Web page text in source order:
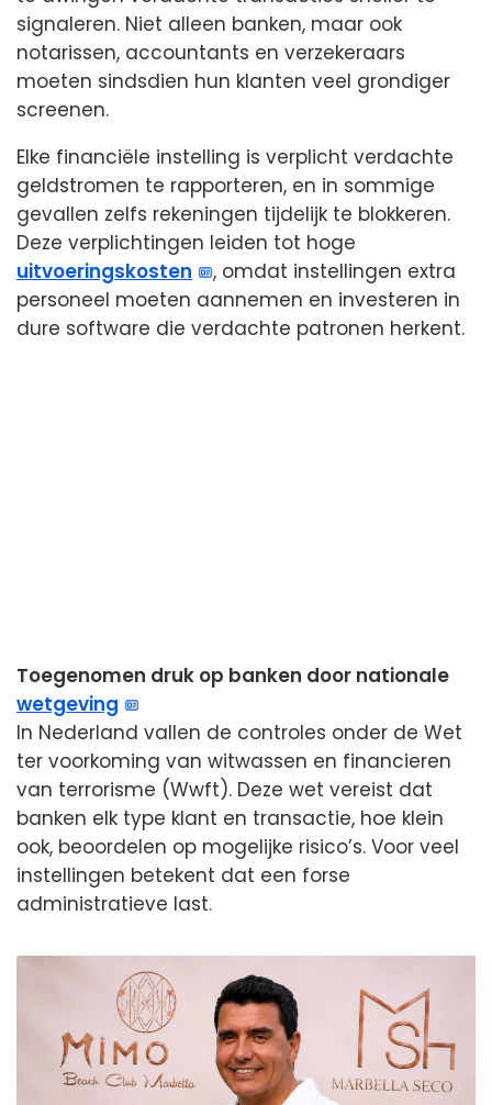
signaleren. Niet alleen banken, maar ook
notarissen, accountants en verzekeraars
moeten sindsdien hun klanten veel grondiger
screenen.
Elke financiële instelling is verplicht verdachte
geldstromen te rapporteren, en in sommige
gevallen zelfs rekeningen tijdelijk te blokkeren.
Deze verplichtingen leiden tot hoge
uitvoeringskosten
, omdat instellingen extra
personeel moeten aannemen en investeren in
dure software die verdachte patronen herkent.
Toegenomen druk op banken door nationale
wetgeving
In Nederland vallen de controles onder de Wet
ter voorkoming van witwassen en financieren
van terrorisme (Wwft). Deze wet vereist dat
banken elk type klant en transactie, hoe klein
ook, beoordelen op mogelijke risico’s. Voor veel
instellingen betekent dat een forse
administratieve last.